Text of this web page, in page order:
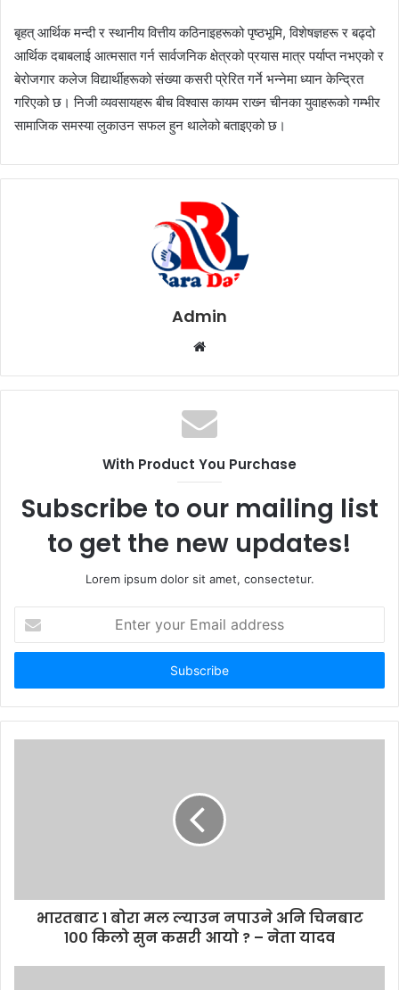
बृहत् आर्थिक मन्दी र स्थानीय वित्तीय कठिनाइहरूको पृष्ठभूमि, विशेषज्ञहरू र बढ्दो
आर्थिक दबाबलाई आत्मसात गर्न सार्वजनिक क्षेत्रको प्रयास मात्र पर्याप्त नभएको र
बेरोजगार कलेज विद्यार्थीहरूको संख्या कसरी प्रेरित गर्ने भन्नेमा ध्यान केन्द्रित
गरिएको छ। निजी व्यवसायहरू बीच विश्वास कायम राख्‍न चीनका युवाहरूको गम्भीर
सामाजिक समस्या लुकाउन सफल हुन थालेको बताइएको छ।
Admin
b
s
i
e
With Product You Purchase
Subscribe to our mailing list
to get the new updates!
Lorem ipsum dolor sit amet, consectetur.
t
r
y
भारतबाट १ बोरा मल ल्याउन नपाउने अनि चिनबाट
१०० किलो सुन कसरी आयो ? – नेता यादव